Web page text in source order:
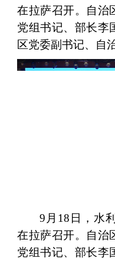
在拉萨召开。自治
党组书记、部长李
区党委副书记、自
9月18日，水
在拉萨召开。自治
党组书记、部长李